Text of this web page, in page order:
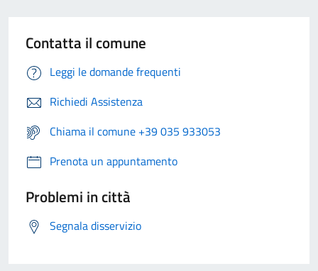
Contatta il comune
Leggi le domande frequenti
Richiedi Assistenza
Chiama il comune +39 035 933053
Prenota un appuntamento
Problemi in città
Segnala disservizio